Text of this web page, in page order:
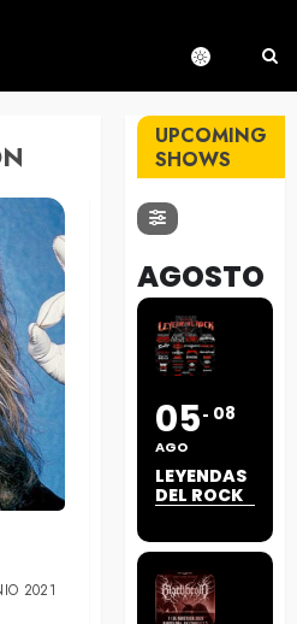
2021
UPCOMING
SHOWS
AGOSTO
05
AGO
08
LEYENDAS
DEL ROCK